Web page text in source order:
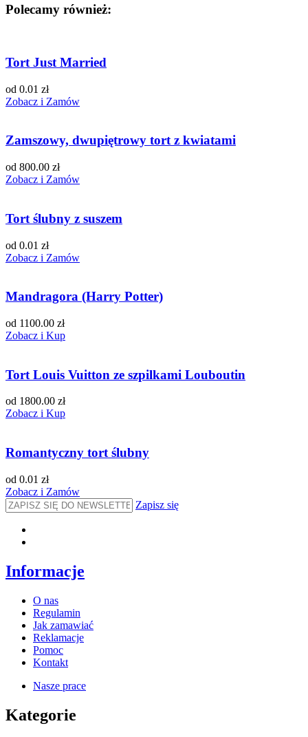
Polecamy również:
Tort Just Married
od 0.01 zł
Zobacz i Zamów
Zamszowy, dwupiętrowy tort z kwiatami
od 800.00 zł
Zobacz i Zamów
Tort ślubny z suszem
od 0.01 zł
Zobacz i Zamów
Mandragora (Harry Potter)
od 1100.00 zł
Zobacz i Kup
Tort Louis Vuitton ze szpilkami Louboutin
od 1800.00 zł
Zobacz i Kup
Romantyczny tort ślubny
od 0.01 zł
Zobacz i Zamów
Zapisz się
Informacje
O nas
Regulamin
Jak zamawiać
Reklamacje
Pomoc
Kontakt
Nasze prace
Kategorie